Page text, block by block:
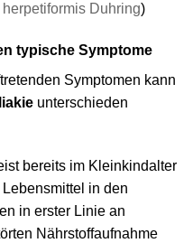
Duhring)
typische Symptome
Symptomen kann
unterschieden
bereits im Kleinkindalter
in den
in erster Linie an
Nährstoffaufnahme